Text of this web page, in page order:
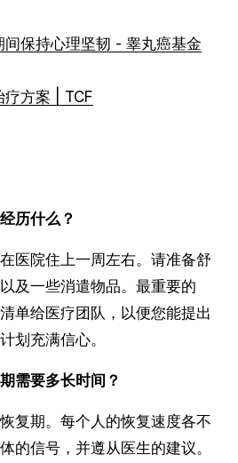
间保持心理坚韧 - 睾丸癌基金
疗方案 | TCF
历什么？
医院住上一周左右。请准备舒
及一些消遣物品。最重要的
单给医疗团队，以便您能提出
划充满信心。
需要多长时间？
复期。每个人的恢复速度各不
的信号，并遵从医生的建议。